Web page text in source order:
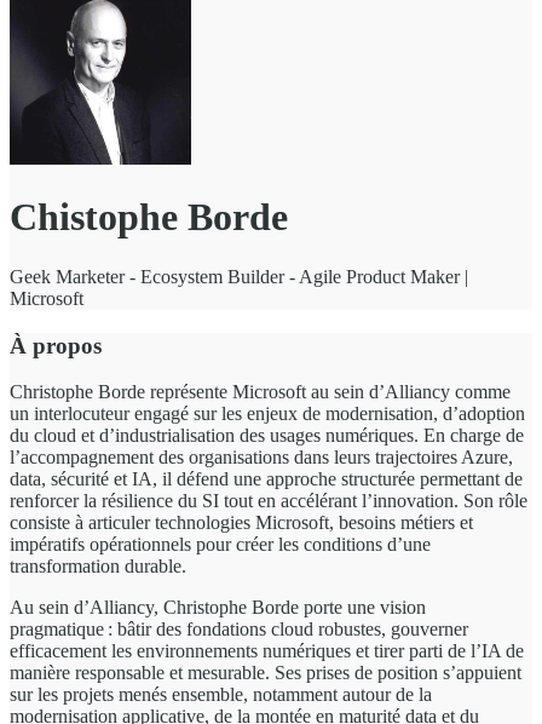
Chistophe Borde
Geek Marketer - Ecosystem Builder - Agile Product Maker |
Microsoft
À propos
Christophe Borde représente Microsoft au sein d’Alliancy comme
un interlocuteur engagé sur les enjeux de modernisation, d’adoption
du cloud et d’industrialisation des usages numériques. En charge de
l’accompagnement des organisations dans leurs trajectoires Azure,
data, sécurité et IA, il défend une approche structurée permettant de
renforcer la résilience du SI tout en accélérant l’innovation. Son rôle
consiste à articuler technologies Microsoft, besoins métiers et
impératifs opérationnels pour créer les conditions d’une
transformation durable.
Au sein d’Alliancy, Christophe Borde porte une vision
pragmatique : bâtir des fondations cloud robustes, gouverner
efficacement les environnements numériques et tirer parti de l’IA de
manière responsable et mesurable. Ses prises de position s’appuient
sur les projets menés ensemble, notamment autour de la
modernisation applicative, de la montée en maturité data et du